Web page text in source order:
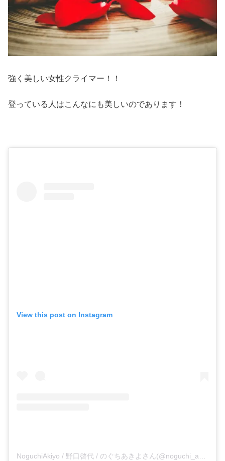
強く美しい女性クライマー！！
登っている人はこんなにも美しいのであります！
View this post on Instagram
NoguchiAkiyo / 野口啓代 / のぐちあきよさん(@noguchi_akiyo)がシェアした投稿